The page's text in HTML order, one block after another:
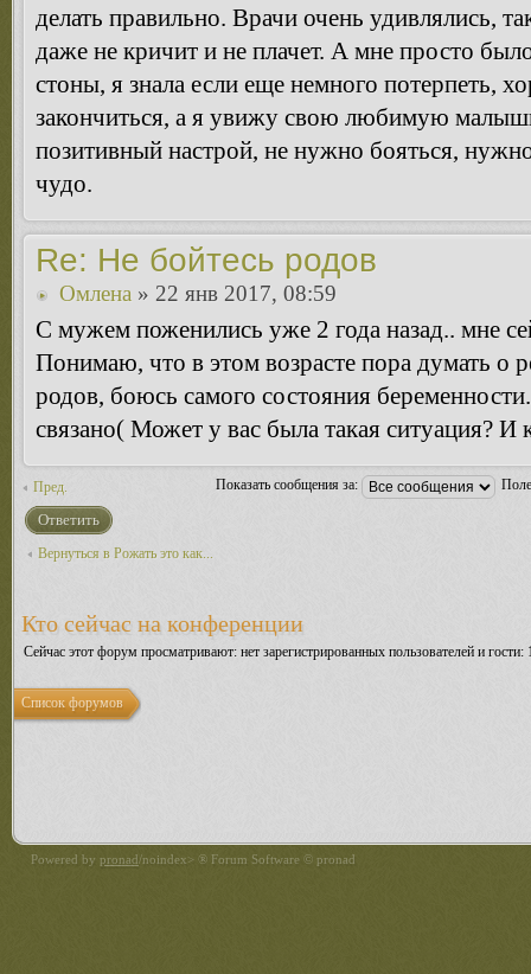
делать правильно. Врачи очень удивлялись,
даже не кричит и не плачет. А мне просто
стоны, я знала если еще немного потерпеть,
закончиться, а я увижу свою любимую
позитивный настрой, не нужно бояться,
чудо.
Re: Не бойтесь родов
Омлена » 22 янв 2017, 08:59
С мужем поженились уже 2 года назад.. мне
Понимаю, что в этом возрасте пора думать о
родов, боюсь самого состояния
связано( Может у вас была такая ситуация? И
Пред. Показать сообщения за:
Ответить
Вернуться в Рожать это как...
Кто сейчас на конференции
Сейчас этот форум просматривают: нет зарегистрированных пользователей и гости:
Список форумов
Powered by pronad/noindex> ® Forum Software © pronad